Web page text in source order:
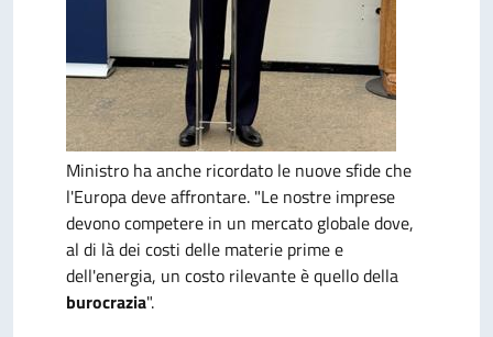
Ministro ha anche ricordato le nuove sfide che
l'Europa deve affrontare. "Le nostre imprese
devono competere in un mercato globale dove,
al di là dei costi delle materie prime e
dell'energia, un costo rilevante è quello della
burocrazia".